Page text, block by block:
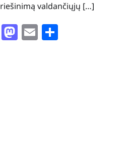
valdančiųjų […]
Facebook
Mastodon
Email